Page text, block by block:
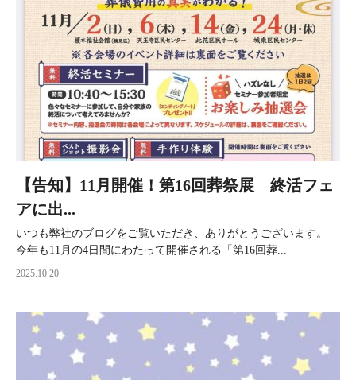
【告知】11月開催！第16回葬祭展 終活フェ
アに出...
いつも弊社のブログをご覧いただき、ありがとうございます。
今年も11月の4日間にわたって開催される「第16回葬...
2025.10.20